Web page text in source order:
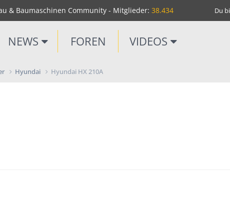
& Baumaschinen Community - Mitglieder: 38.434 Du
NEWS FOREN VIDEOS
Hyundai Hyundai HX 210A